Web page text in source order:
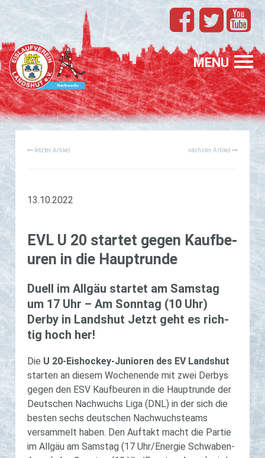
MENU
TEAMS
EVL
SPONSORING
FÖRDERUNG
PROFIS
GESUCHT
letzter Artikel nächster Artikel
13.10.2022
EVL U 20 star­tet gegen Kauf­be­
u­ren in die Haup­trun­de
Duell im All­gäu star­tet am Sams­tag
um 17 Uhr – Am Sonn­tag (10 Uhr)
Derby in Lands­hut Jetzt geht es rich­
tig hoch her!
Die U 20-Eishockey-Junioren des EV Landshut
starten an diesem Wochenende mit zwei Derbys
gegen den ESV Kaufbeuren in die Hauptrunde der
Deutschen Nachwuchs Liga (DNL) in der sich die
besten sechs deutschen Nachwuchsteams
versammelt haben. Den Auftakt macht die Partie
im Allgäu am Samstag (17 Uhr/Energie Schwaben-